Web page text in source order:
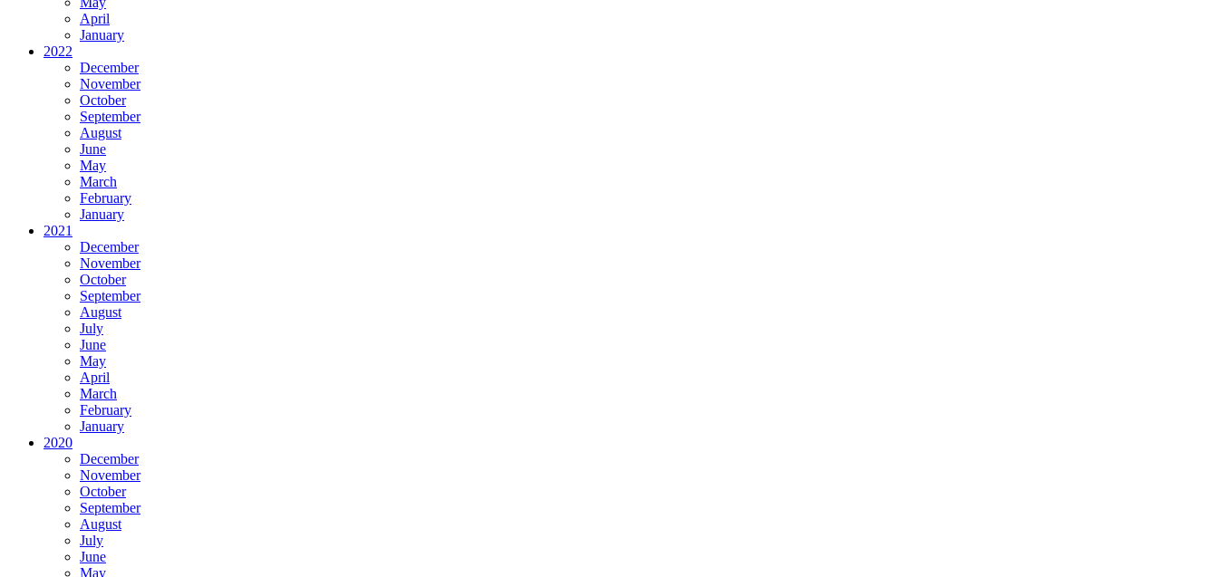
April
January
2022
December
November
October
September
August
June
May
March
February
January
2021
December
November
October
September
August
July
June
May
April
March
February
January
2020
December
November
October
September
August
July
June
May